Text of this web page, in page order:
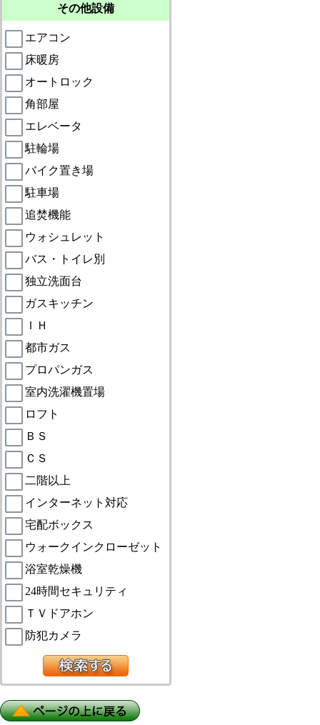
その他設備
エアコン
床暖房
オートロック
角部屋
エレベータ
駐輪場
バイク置き場
駐車場
追焚機能
ウォシュレット
バス・トイレ別
独立洗面台
ガスキッチン
ＩＨ
都市ガス
プロパンガス
室内洗濯機置場
ロフト
ＢＳ
ＣＳ
二階以上
インターネット対応
宅配ボックス
ウォークインクローゼット
浴室乾燥機
24時間セキュリティ
ＴＶドアホン
防犯カメラ